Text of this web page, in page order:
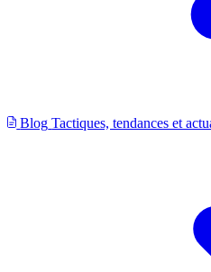
Blog Tactiques, tendances et